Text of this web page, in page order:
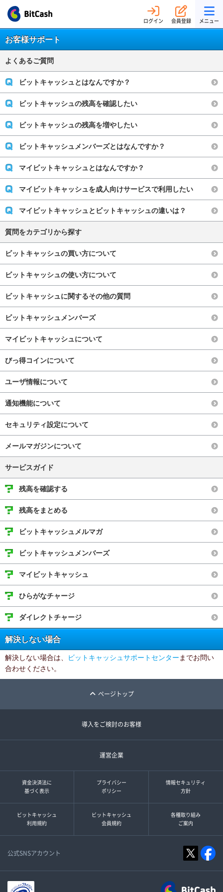
ログイン 会員登録 メニュー
お客様サポート
よくあるご質問
ビットキャッシュとはなんですか？
ビットキャッシュの残高を確認したい
ビットキャッシュの残高を増やしたい
ビットキャッシュメンバーズとはなんですか？
マイビットキャッシュとはなんですか？
マイビットキャッシュを成人向けサービスで利用したい
マイビットキャッシュとビットキャッシュの違いは？
質問をカテゴリから探す
ビットキャッシュの買い方について
ビットキャッシュの使い方について
ビットキャッシュに関するその他の質問
ビットキャッシュメンバーズ
マイビットキャッシュについて
びっ得コインについて
ユーザ情報について
通知機能について
セキュリティ設定について
メールマガジンについて
サービスガイド
残高を確認する
残高をまとめる
ビットキャッシュメルマガ
ビットキャッシュメンバーズ
マイビットキャッシュ
ひらがなチャージ
ダイレクトチャージ
解決しない場合
解決しない場合は、 ビットキャッシュサポートセンター までお問い
合わせください。
ページトップ
導入をご検討のお客様
運営企業
資金決済法に
基づく表示
プライバシー
ポリシー
情報セキュリティ
方針
ビットキャッシュ
利用規約
ビットキャッシュ
会員規約
各種取り組み
ご案内
公式SNSアカウント